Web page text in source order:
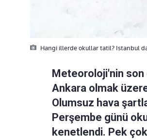
Hangi illerde okullar tatil? Istanbul
Meteoroloji'nin son
Ankara olmak
Olumsuz hava
Perşembe günü
kenetlendi. Pek